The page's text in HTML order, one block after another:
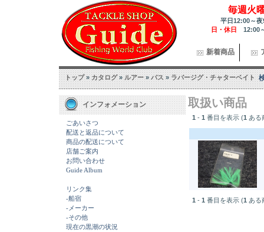
毎週火
平日12:00～
日・休日 12:00
新着商品
トップ»カタログ»ルアー»バス»ラバージグ・チャターベイト
インフォメーション
ごあいさつ
配送と返品について
商品の配送について
店舗ご案内
お問い合わせ
Guide Album
リンク集
-船宿
-メーカー
-その他
現在の黒潮の状況
取扱い商品
1 - 1 番目を表示 (1 ある
1 - 1 番目を表示 (1 ある